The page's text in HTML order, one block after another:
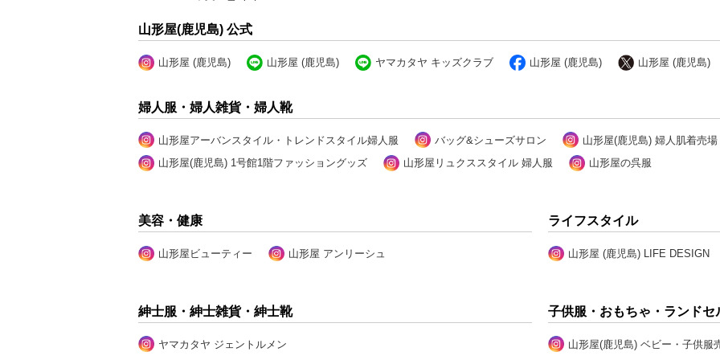
山形屋(鹿児島) 公式
山形屋 (鹿児島) 山形屋 (鹿児島) ヤマカタヤ キッズクラブ 山形屋 (鹿児島) 山形屋 (鹿児島)
婦人服・婦人雑貨・婦人靴
山形屋アーバンスタイル・トレンドスタイル婦人服 バッグ&シューズサロン
山形屋(鹿児島) 婦人肌着売場
山形屋(鹿児島) 1号館1階ファッショングッズ
山形屋リュクススタイル 婦人服 山形屋の呉服
美容・健康
山形屋ビューティー 山形屋 アンリーシュ
ライフスタイル
山形屋 (鹿児島) LIFE DESIGN
紳士服・紳士雑貨・紳士靴
ヤマカタヤ ジェントルメン
子供服・おもちゃ・ランドセ
山形屋(鹿児島) ベビー・子供服